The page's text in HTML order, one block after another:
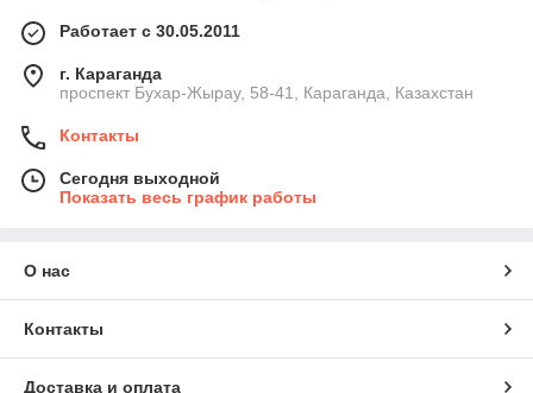
Работает с 30.05.2011
г. Караганда
проспект Бухар-Жырау, 58-41, Караганда, Казахстан
Контакты
Сегодня выходной
Показать весь график работы
О нас
Контакты
Доставка и оплата